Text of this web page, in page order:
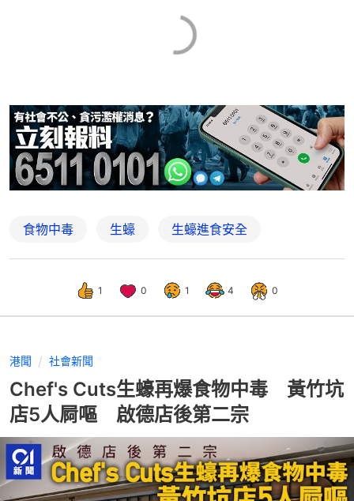
食物中毒 生蠔 生蠔進食安全
1 0 1 4 0
港聞 社會新聞
Chef's Cuts生蠔再爆食物中毒 黃竹坑
店5人屙嘔 啟德店後第二宗